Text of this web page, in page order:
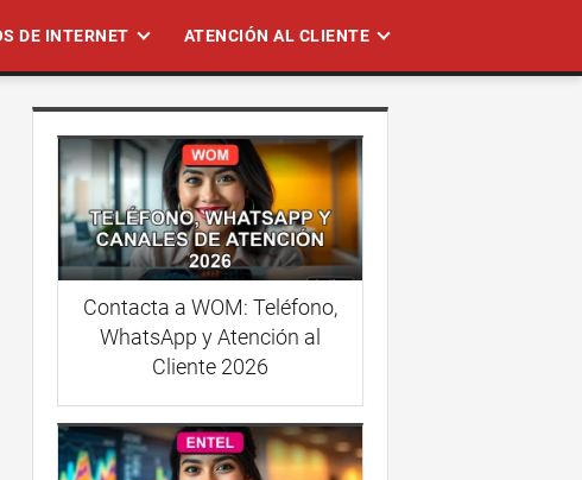
DE INTERNET ATENCIÓN AL CLIENTE
Contacta a WOM: Teléfono,
WhatsApp y Atención al
Cliente 2026